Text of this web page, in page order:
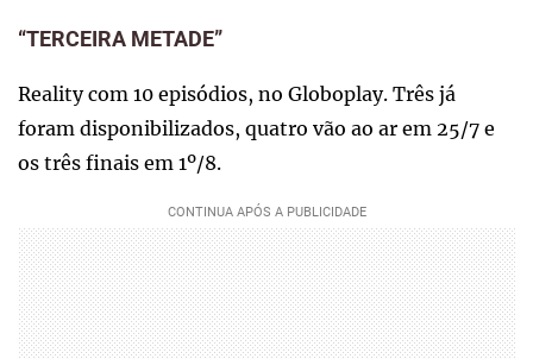
“TERCEIRA METADE”
Reality com 10 episódios, no Globoplay. Três já
foram disponibilizados, quatro vão ao ar em 25/7 e
os três finais em 1º/8.